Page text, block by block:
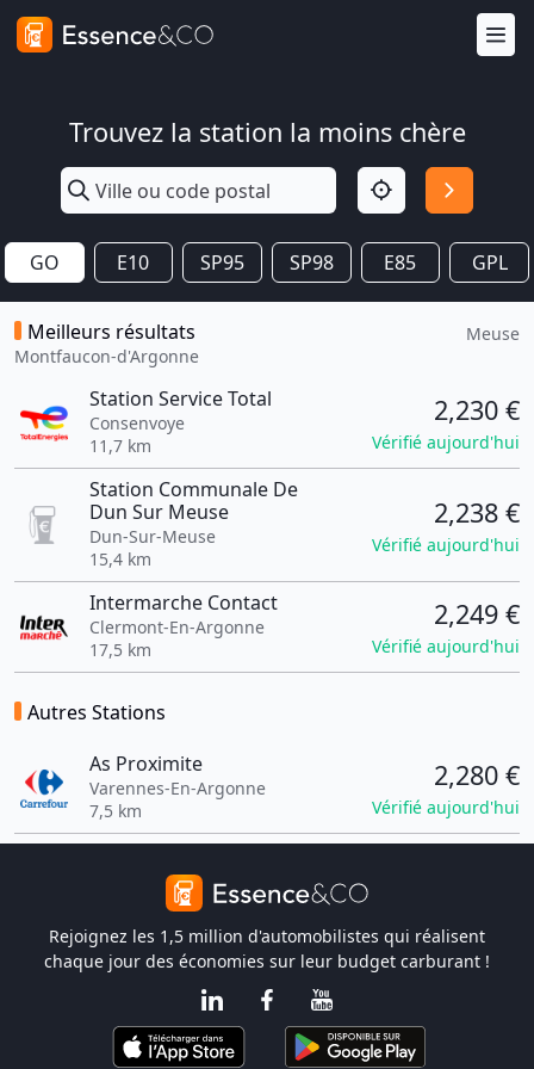
Trouvez la station la moins chère
GO E10 SP95 SP98 E85 GPL
Meilleurs résultats
Montfaucon-d'Argonne
Meuse
Station Service Total
Consenvoye
11,7 km
2,230 €
Vérifié aujourd'hui
Station Communale De
Dun Sur Meuse
Dun-Sur-Meuse
15,4 km
2,238 €
Vérifié aujourd'hui
Intermarche Contact
Clermont-En-Argonne
17,5 km
2,249 €
Vérifié aujourd'hui
Autres Stations
As Proximite
Varennes-En-Argonne
7,5 km
2,280 €
Vérifié aujourd'hui
Rejoignez les 1,5 million d'automobilistes qui réalisent
chaque jour des économies sur leur budget carburant !